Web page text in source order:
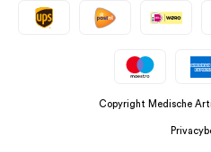
Copyright Medische